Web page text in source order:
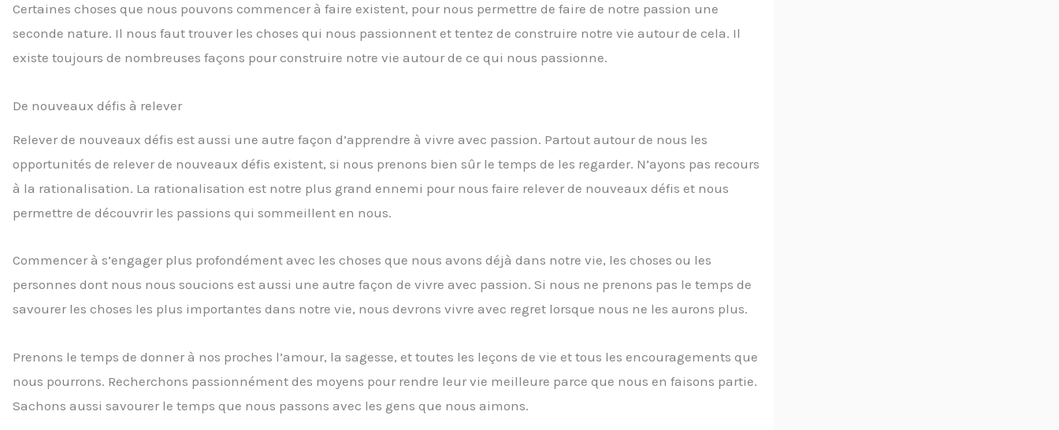
Certaines choses que nous pouvons commencer à faire existent, pour nous permettre de faire de notre passion une
seconde nature. Il nous faut trouver les choses qui nous passionnent et tentez de construire notre vie autour de cela. Il
existe toujours de nombreuses façons pour construire notre vie autour de ce qui nous passionne.
De nouveaux défis à relever
Relever de nouveaux défis est aussi une autre façon d’apprendre à vivre avec passion. Partout autour de nous les
opportunités de relever de nouveaux défis existent, si nous prenons bien sûr le temps de les regarder. N’ayons pas recours
à la rationalisation. La rationalisation est notre plus grand ennemi pour nous faire relever de nouveaux défis et nous
permettre de découvrir les passions qui sommeillent en nous.
Commencer à s’engager plus profondément avec les choses que nous avons déjà dans notre vie, les choses ou les
personnes dont nous nous soucions est aussi une autre façon de vivre avec passion. Si nous ne prenons pas le temps de
savourer les choses les plus importantes dans notre vie, nous devrons vivre avec regret lorsque nous ne les aurons plus.
Prenons le temps de donner à nos proches l’amour, la sagesse, et toutes les leçons de vie et tous les encouragements que
nous pourrons. Recherchons passionnément des moyens pour rendre leur vie meilleure parce que nous en faisons partie.
Sachons aussi savourer le temps que nous passons avec les gens que nous aimons.